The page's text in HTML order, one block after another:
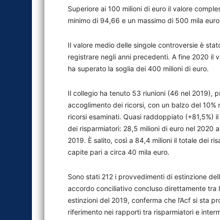
Superiore ai 100 milioni di euro il valore
minimo di 94,66 e un massimo di 500 mila
Il valore medio delle singole controversie è
registrare negli anni precedenti. A fine 2020 il
ha superato la soglia dei 400 milioni di euro.
Il collegio ha tenuto 53 riunioni (46 nel 2019),
accoglimento dei ricorsi, con un balzo del
ricorsi esaminati. Quasi raddoppiato (+81,5%)
dei risparmiatori: 28,5 milioni di euro nel 2020
2019. È salito, così a 84,4 milioni il totale dei
capite pari a circa 40 mila euro.
Sono stati 212 i provvedimenti di estinzione
accordo conciliativo concluso direttamente
estinzioni del 2019, conferma che l’Acf si sta
riferimento nei rapporti tra risparmiatori e